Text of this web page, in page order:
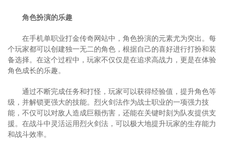
角色扮演的乐趣
在手机单职业打金传奇网站中，角色扮演的元素尤为突出。每
个玩家都可以创建独一无二的角色，根据自己的喜好进行打扮和装
备选择。在这个过程中，玩家不仅仅是在追求高战力，更是在体验
角色成长的乐趣。
通过不断完成任务和打怪，玩家可以获得经验值，提升角色等
级，并解锁更强大的技能。烈火剑法作为战士职业的一项强力技
能，不仅可以对敌人造成巨额伤害，还能在关键时刻为队友提供支
援。在战斗中灵活运用烈火剑法，可以极大地提升玩家的生存能力
和战斗效率。